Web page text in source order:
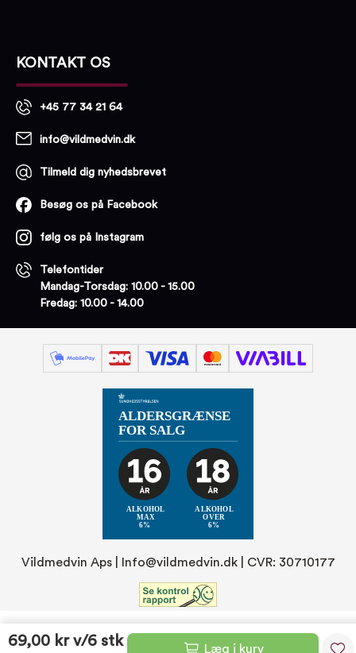
69,00 kr v/6 stk Læg i kurv
KONTAKT OS
+45 77 34 21 64
info@vildmedvin.dk
Tilmeld dig nyhedsbrevet
Besøg os på Facebook
følg os på Instagram
Telefontider
Mandag-Torsdag: 10.00 - 15.00
Fredag: 10.00 - 14.00
Vildmedvin Aps | Info@vildmedvin.dk| CVR: 30710177